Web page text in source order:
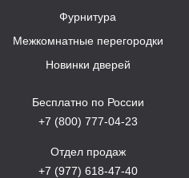
Фурнитура
Межкомнатные перегородки
Новинки дверей
Бесплатно по России
+7 (800) 777-04-23
Отдел продаж
+7 (977) 618-47-40